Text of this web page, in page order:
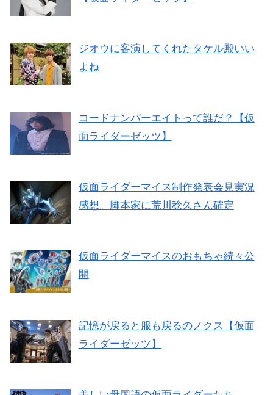
ジオウに客演してくれたタケル殿いい
よね
コードナンバーエイトって誰だ？【仮
面ライダーゼッツ】
仮面ライダーマイス制作発表会見実況
感想。脚本家に荒川稔久さん確定
仮面ライダーマイスのおもちゃ続々公
開
記憶が戻ると服も戻るのノクス【仮面
ライダーゼッツ】